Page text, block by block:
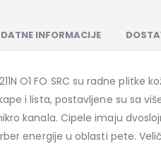
INFORMACIJE
O1 FO SRC su radne
i lista, postavljene su sa
kanala. Cipele imaju
energije u oblasti pete.